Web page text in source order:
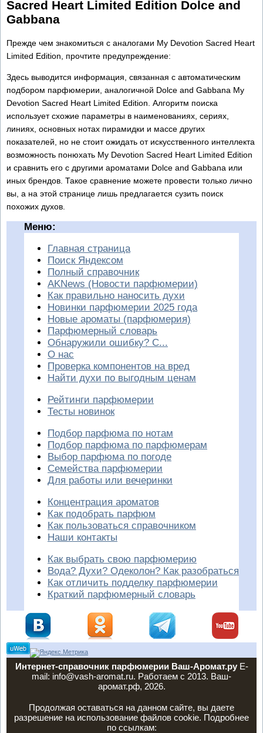
Sacred Heart Limited Edition Dolce and
Gabbana
Прежде чем знакомиться с аналогами My Devotion Sacred Heart
Limited Edition, прочтите предупреждение:
Здесь выводится информация, связанная с автоматическим
подбором парфюмерии, аналогичной Dolce and Gabbana My
Devotion Sacred Heart Limited Edition. Алгоритм поиска
использует схожие параметры в наименованиях, сериях,
линиях, основных нотах пирамидки и массе других
показателей, но не стоит ожидать от искусственного интеллекта
возможность понюхать My Devotion Sacred Heart Limited Edition
и сравнить его с другими ароматами Dolce and Gabbana или
иных брендов. Такое сравнение можете провести только лично
вы, а на этой странице лишь предлагается сузить поиск
похожих духов.
Меню:
Главная страница
Поиск Яндексом
Полный справочник
AKNews (Новости парфюмерии)
Как правильно наносить духи
Новинки парфюмерии 2025 года
Новые ароматы (парфюмерия)
Парфюмерный словарь
Обнаружили ошибку? С...
О нас
Проверка компонентов на вред
Найти духи по выгодным ценам
Рейтинги парфюмерии
Тесты новинок
Подбор парфюма по нотам
Подбор парфюма по парфюмерам
Выбор парфюма по погоде
Семейства парфюмерии
Для работы или вечеринки
Концентрация ароматов
Как подобрать парфюм
Как пользоваться справочником
Наши контакты
Как выбрать свою парфюмерию
Вода? Духи? Одеколон? Как разобраться
Как отличить подделку парфюмерии
Краткий парфюмерный словарь
Интернет-справочник парфюмерии Ваш-Аромат.руE-
mail: info@vash-aromat.ru. Работаем с 2013. Ваш-
аромат.рф, 2026.
Продолжая оставаться на данном сайте, вы даете
разрешение на использование файлов cookie. Подробнее
по ссылкам: